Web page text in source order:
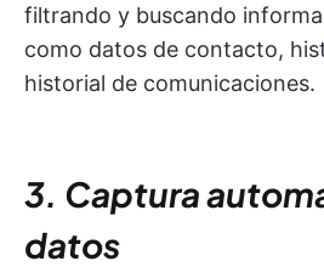
filtrando y buscando
como datos de contacto,
historial de comunicaciones.
3. Captura
datos